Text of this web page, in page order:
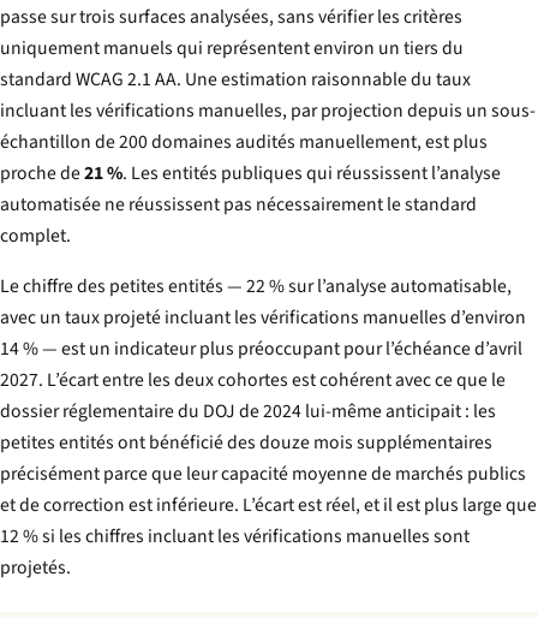
passe sur trois surfaces analysées, sans vérifier les critères
uniquement manuels qui représentent environ un tiers du
standard WCAG 2.1 AA. Une estimation raisonnable du taux
incluant les vérifications manuelles, par projection depuis un sous-
échantillon de 200 domaines audités manuellement, est plus
proche de21 %. Les entités publiques qui réussissent l’analyse
automatisée ne réussissent pas nécessairement le standard
complet.
Le chiffre des petites entités — 22 % sur l’analyse automatisable,
avec un taux projeté incluant les vérifications manuelles d’environ
14 % — est un indicateur plus préoccupant pour l’échéance d’avril
2027. L’écart entre les deux cohortes est cohérent avec ce que le
dossier réglementaire du DOJ de 2024 lui-même anticipait : les
petites entités ont bénéficié des douze mois supplémentaires
précisément parce que leur capacité moyenne de marchés publics
et de correction est inférieure. L’écart est réel, et il est plus large que
12 % si les chiffres incluant les vérifications manuelles sont
projetés.